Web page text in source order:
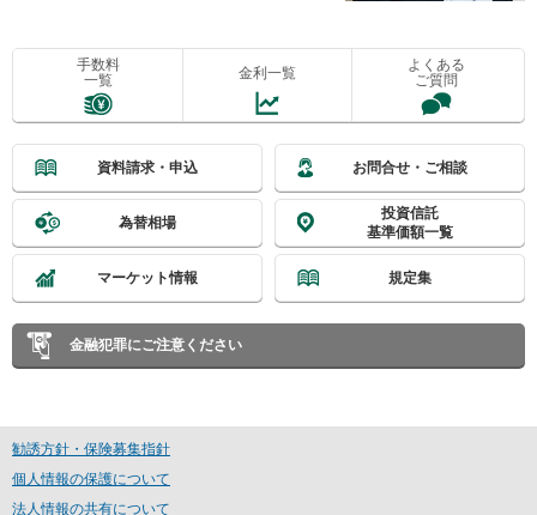
手数料
一覧
金利一覧
よくある
ご質問
資料請求・申込 お問合せ・ご相談
為替相場
投資信託
基準価額一覧
マーケット情報 規定集
金融犯罪にご注意ください
勧誘方針・保険募集指針
個人情報の保護について
法人情報の共有について